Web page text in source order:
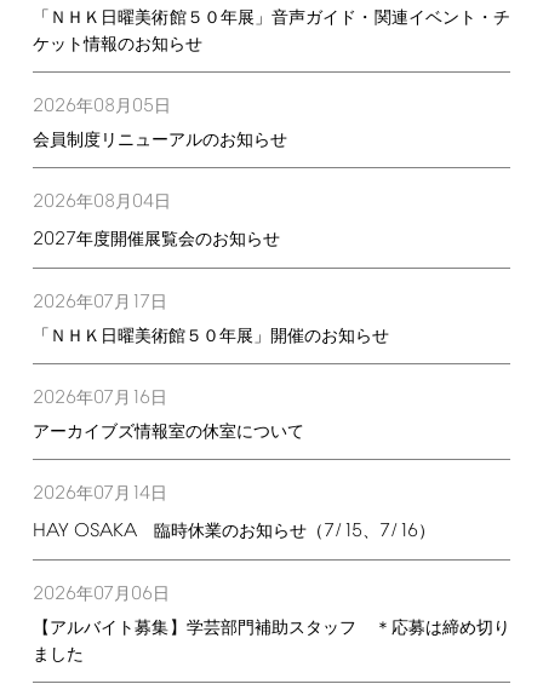
「ＮＨＫ日曜美術館５０年展」音声ガイド・関連イベント・チ
ケット情報のお知らせ
2026年08月 05日
会員制度リニューアルのお知らせ
2026年08月 04日
2027年度開催展覧会のお知らせ
2026年07月 17日
「ＮＨＫ日曜美術館５０年展」開催のお知らせ
2026年07月 16日
アーカイブズ情報室の休室について
2026年07月 14日
HAY OSAKA臨時休業のお知らせ（7/15、 7/16）
2026年07月 06日
【アルバイト募集】学芸部門補助スタッフ ＊応募は締め切り
ました